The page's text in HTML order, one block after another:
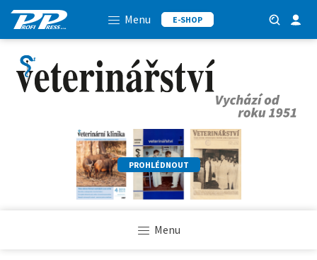
Menu E-SHOP
PROHLÉDNOUT
Menu